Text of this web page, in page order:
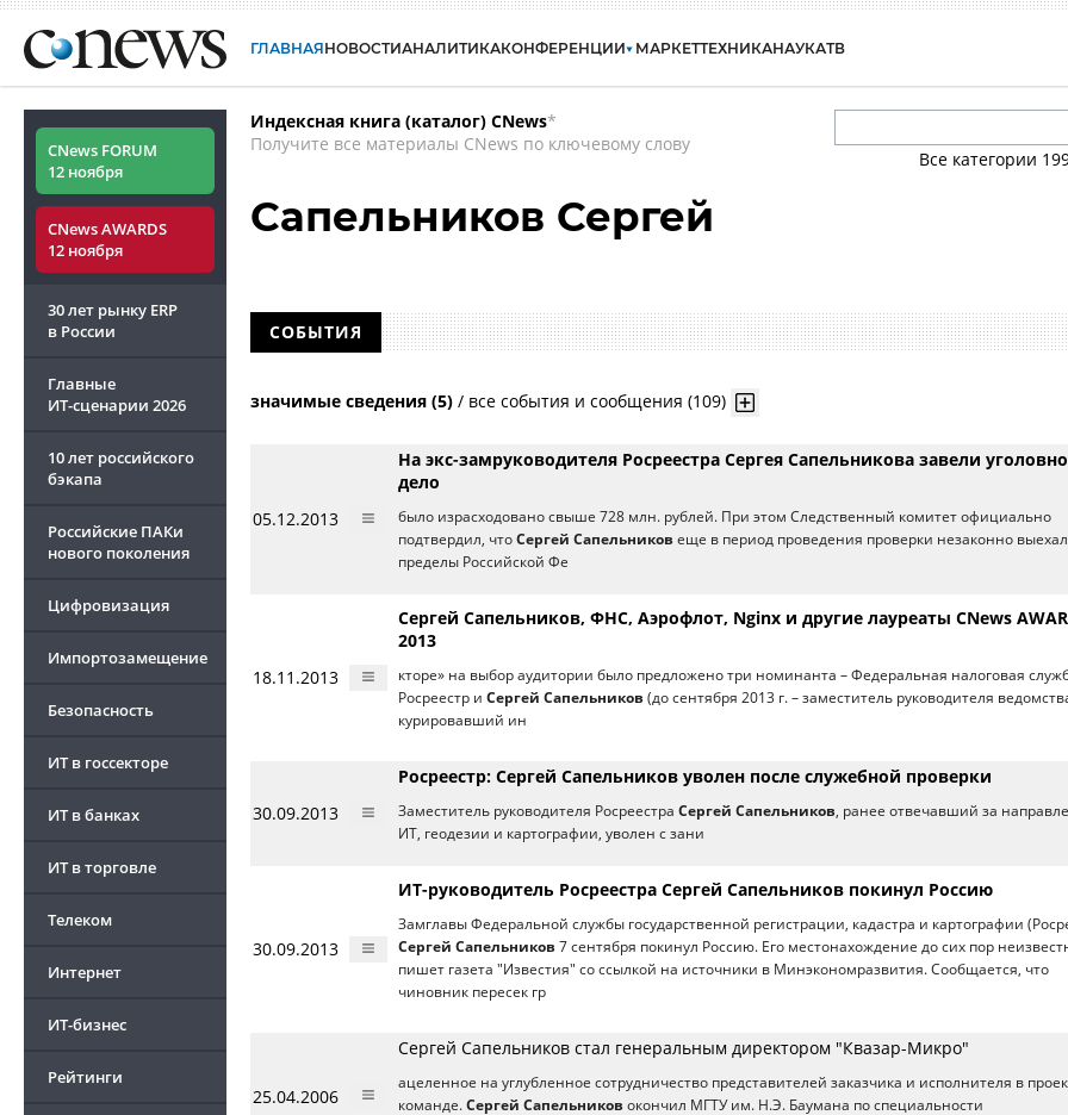
ГЛАВНАЯНОВОСТИАНАЛИТИКАКОНФЕРЕНЦИИ МАРКЕТТЕХНИКАНАУКАТВ
CNews FORUM
12 ноября
CNews AWARDS
12 ноября
30 лет рынку ERP
в России
Главные
ИТ-сценарии 2026
10 лет российского
бэкапа
Российские ПАКи
нового поколения
Цифровизация
Импортозамещение
Безопасность
ИТ в госсекторе
ИТ в банках
ИТ в торговле
Телеком
Интернет
ИТ-бизнес
Рейтинги
Индексная книга (каталог) CNews*
Получите все материалы CNews по ключевому слову
Все категории
Сапельников Сергей
СОБЫТИЯ
значимые сведения (5) / все события и сообщения (109)
05.12.2013
На экс-замруководителя Росреестра Сергея Сапельникова завели
дело
было израсходовано свыше 728 млн. рублей. При этом Следственный комитет официально
подтвердил, что Сергей Сапельников еще в период проведения проверки незаконно
пределы Российской Фе
18.11.2013
Сергей Сапельников, ФНС, Аэрофлот, Nginx и другие лауреаты CNews
2013
кторе» на выбор аудитории было предложено три номинанта – Федеральная налоговая
Росреестр и Сергей Сапельников (до сентября 2013 г. – заместитель руководителя
курировавший ин
30.09.2013
Росреестр: Сергей Сапельников уволен после служебной проверки
Заместитель руководителя Росреестра Сергей Сапельников, ранее отвечавший за
ИТ, геодезии и картографии, уволен с зани
30.09.2013
ИТ-руководитель Росреестра Сергей Сапельников покинул Россию
Замглавы Федеральной службы государственной регистрации, кадастра и картографии
Сергей Сапельников 7 сентября покинул Россию. Его местонахождение до сих пор
пишет газета "Известия" со ссылкой на источники в Минэкономразвития. Сообщается, что
чиновник пересек гр
25.04.2006
Сергей Сапельников стал генеральным директором "Квазар-Микро"
ацеленное на углубленное сотрудничество представителей заказчика и исполнителя в
команде. Сергей Сапельников окончил МГТУ им. Н.Э. Баумана по специальности